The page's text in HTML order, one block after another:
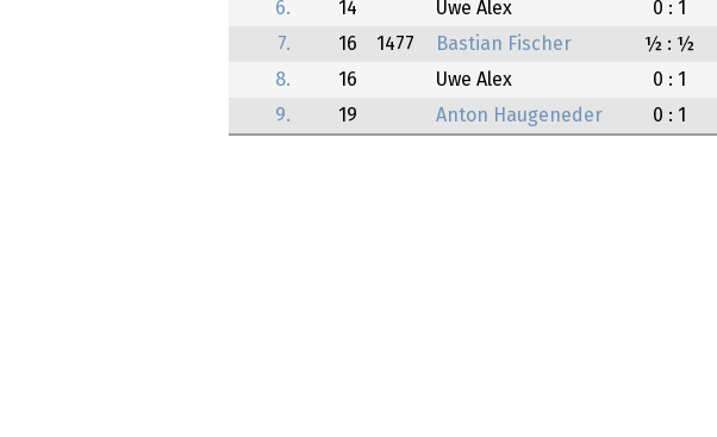
6.
14 Uwe Alex 0 : 1
7.
16 1477 Bastian Fischer ½ : ½
8.
16 Uwe Alex 0 : 1
9.
19 Anton Haugeneder 0 : 1